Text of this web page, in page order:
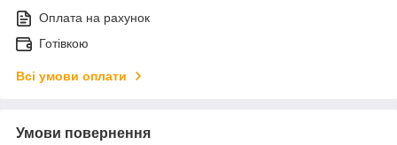
Оплата на рахунок
Готівкою
Всі умови оплати
Умови повернення